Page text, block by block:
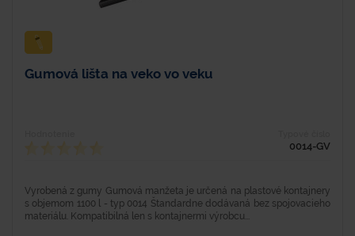
Gumová lišta na veko vo veku
0014-GV
Vyrobená z gumy Gumová manžeta je určená na plastové kontajnery
s objemom 1100 l - typ 0014 Štandardne dodávaná bez spojovacieho
materiálu. Kompatibilná len s kontajnermi výrobcu...